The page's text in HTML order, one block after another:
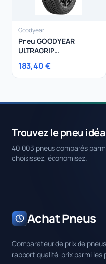
Goodyear
Pneu GOODYEAR
ULTRAGRIP
PERFORMANCE + SUV
235/60R18 107H
183,40 €
Trouvez le pneu
40 003 pneus comparés
choisissez, économisez.
Achat Pneus
Comparateur de prix de
rapport qualité-prix parmi les